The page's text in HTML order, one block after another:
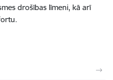
drošības līmeni, kā arī